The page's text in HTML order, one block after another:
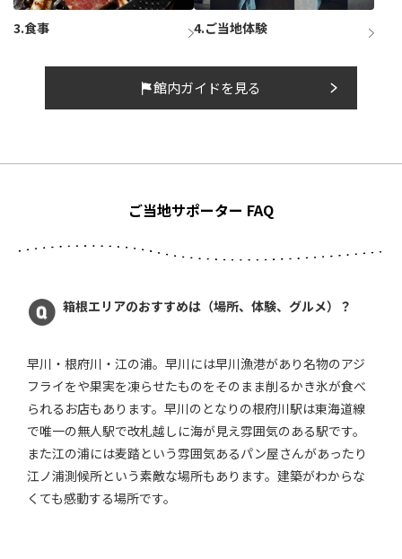
3.食事 4.ご当地体験
館内ガイドを見る
ご当地サポーター FAQ
箱根エリアのおすすめは（場所、体験、グルメ）？
早川・根府川・江の浦。早川には早川漁港があり名物のアジ
フライをや果実を凍らせたものをそのまま削るかき氷が食べ
られるお店もあります。早川のとなりの根府川駅は東海道線
で唯一の無人駅で改札越しに海が見え雰囲気のある駅です。
また江の浦には麦踏という雰囲気あるパン屋さんがあったり
江ノ浦測候所という素敵な場所もあります。建築がわからな
くても感動する場所です。